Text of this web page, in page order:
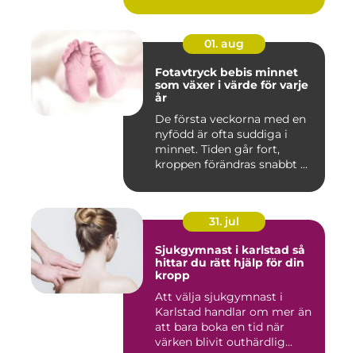
01. aug
Fotavtryck bebis minnet
som växer i värde för varje
år
De första veckorna med en
nyfödd är ofta suddiga i
minnet. Tiden går fort,
kroppen förändras snabbt ...
31. jul
Sjukgymnast i karlstad så
hittar du rätt hjälp för din
kropp
Att välja sjukgymnast i
Karlstad handlar om mer än
att bara boka en tid när
värken blivit outhärdlig...